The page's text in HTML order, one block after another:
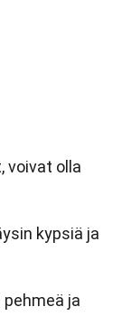
voivat olla
kypsiä ja
ja